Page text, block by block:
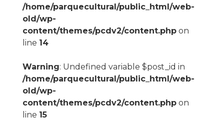
/home/parquecultural/public_html/web-
old/wp-
content/themes/pcdv2/content.phpon
line 14
Warning: Undefined variable $post_id in
/home/parquecultural/public_html/web-
old/wp-
content/themes/pcdv2/content.phpon
line 15